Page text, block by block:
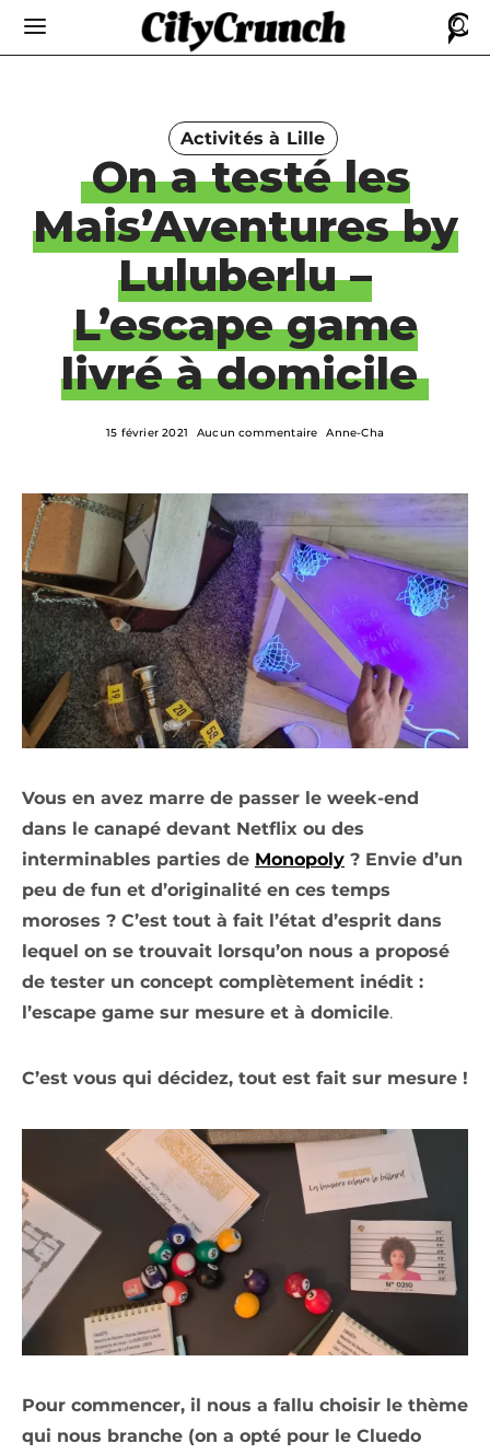
Activités à Lille
On a testé les
Mais’Aventures by
Luluberlu –
L’escape game
livré à domicile
15 février 2021 Aucun commentaire Anne-Cha
Vous en avez marre de passer le week-end
dans le canapé devant Netflix ou des
interminables parties de Monopoly ? Envie d’un
peu de fun et d’originalité en ces temps
moroses ? C’est tout à fait l’état d’esprit dans
lequel on se trouvait lorsqu’on nous a proposé
de tester un concept complètement inédit :
l’escape game sur mesure et à domicile.
C’est vous qui décidez, tout est fait sur mesure !
Pour commencer, il nous a fallu choisir le thème
qui nous branche (on a opté pour le Cluedo